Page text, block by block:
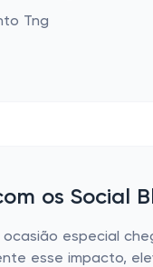
os Social
especial
esse impacto,